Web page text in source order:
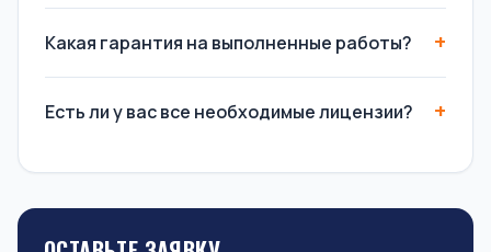
Какая гарантия на выполненные работы?
Есть ли у вас все необходимые лицензии?